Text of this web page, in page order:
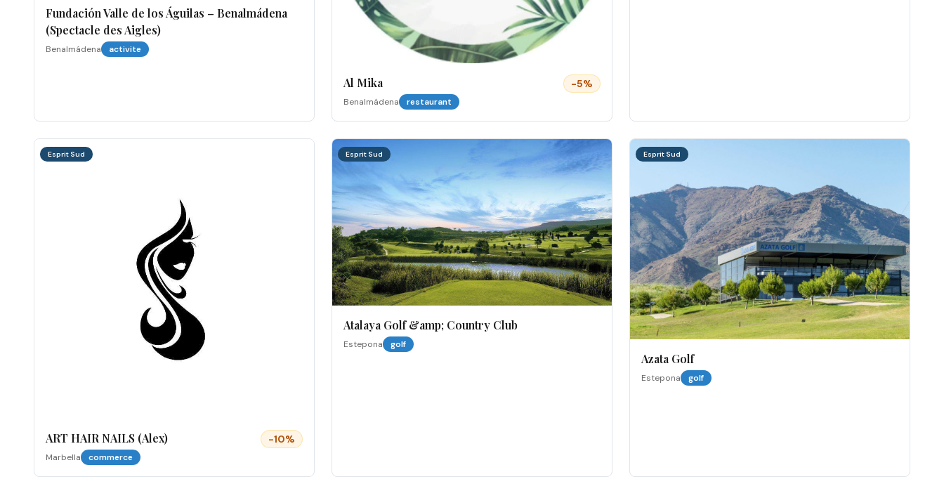
Fundación Valle de los Águilas – Benalmádena
(Spectacle des Aigles)
Benalmádena activite
Al Mika
Benalmádena restaurant
-5%
Esprit Sud
ART HAIR NAILS (Alex)
Marbella commerce
-10%
Esprit Sud
Atalaya Golf &amp; Country Club
Estepona golf
Esprit Sud
Azata Golf
Estepona golf